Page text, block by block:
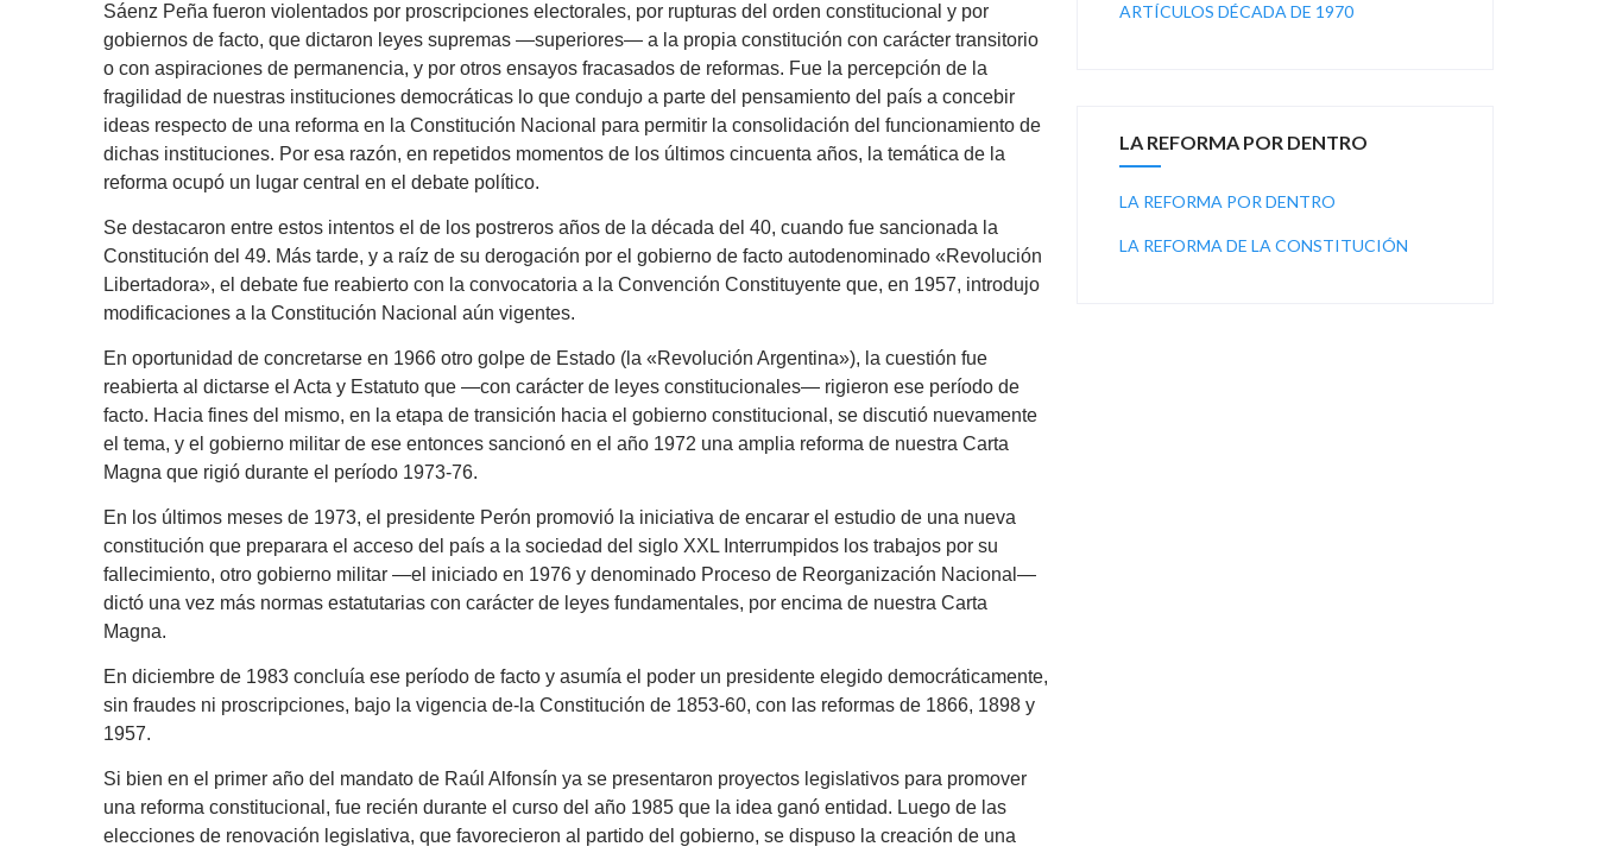
Sáenz Peña fueron violentados por proscripciones electorales, por rupturas del orden constitucional y por
gobiernos de facto, que dictaron leyes supremas —superiores— a la propia constitución con carácter transitorio
o con aspiraciones de permanencia, y por otros ensayos fracasados de reformas. Fue la percepción de la
fragilidad de nuestras instituciones democráticas lo que condujo a parte del pensamiento del país a concebir
ideas respecto de una reforma en la Constitución Nacional para permitir la consolidación del funcionamiento de
dichas instituciones. Por esa razón, en repetidos momentos de los últimos cincuenta años, la temática de la
reforma ocupó un lugar central en el debate político.
Se destacaron entre estos intentos el de los postreros años de la década del 40, cuando fue sancionada la
Constitución del 49. Más tarde, y a raíz de su derogación por el gobierno de facto autodenominado «Revolución
Libertadora», el debate fue reabierto con la convocatoria a la Convención Constituyente que, en 1957, introdujo
modificaciones a la Constitución Nacional aún vigentes.
En oportunidad de concretarse en 1966 otro golpe de Estado (la «Revolución Argentina»), la cuestión fue
reabierta al dictarse el Acta y Estatuto que —con carácter de leyes constitucionales— rigieron ese período de
facto. Hacia fines del mismo, en la etapa de transición hacia el gobierno constitucional, se discutió nuevamente
el tema, y el gobierno militar de ese entonces sancionó en el año 1972 una amplia reforma de nuestra Carta
Magna que rigió durante el período 1973-76.
En los últimos meses de 1973, el presidente Perón promovió la iniciativa de encarar el estudio de una nueva
constitución que preparara el acceso del país a la sociedad del siglo XXL Interrumpidos los trabajos por su
fallecimiento, otro gobierno militar —el iniciado en 1976 y denominado Proceso de Reorganización Nacional—
dictó una vez más normas estatutarias con carácter de leyes fundamentales, por encima de nuestra Carta
Magna.
En diciembre de 1983 concluía ese período de facto y asumía el poder un presidente elegido democráticamente,
sin fraudes ni proscripciones, bajo la vigencia de-la Constitución de 1853-60, con las reformas de 1866, 1898 y
1957.
Si bien en el primer año del mandato de Raúl Alfonsín ya se presentaron proyectos legislativos para promover
una reforma constitucional, fue recién durante el curso del año 1985 que la idea ganó entidad. Luego de las
elecciones de renovación legislativa, que favorecieron al partido del gobierno, se dispuso la creación de una
ARTÍCULOS DÉCADA DE 1970
LA REFORMA POR DENTRO
LA REFORMA POR DENTRO
LA REFORMA DE LA CONSTITUCIÓN